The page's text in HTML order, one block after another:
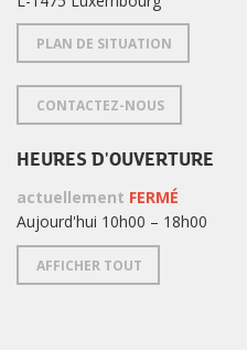
PLAN DE SITUATION
CONTACTEZ-NOUS
HEURES D'OUVERTURE
actuellement FERMÉ
Aujourd'hui 10h00 – 18h00
AFFICHER TOUT